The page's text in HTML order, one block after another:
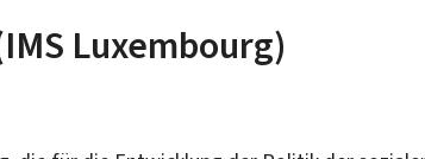
Luxembourg)